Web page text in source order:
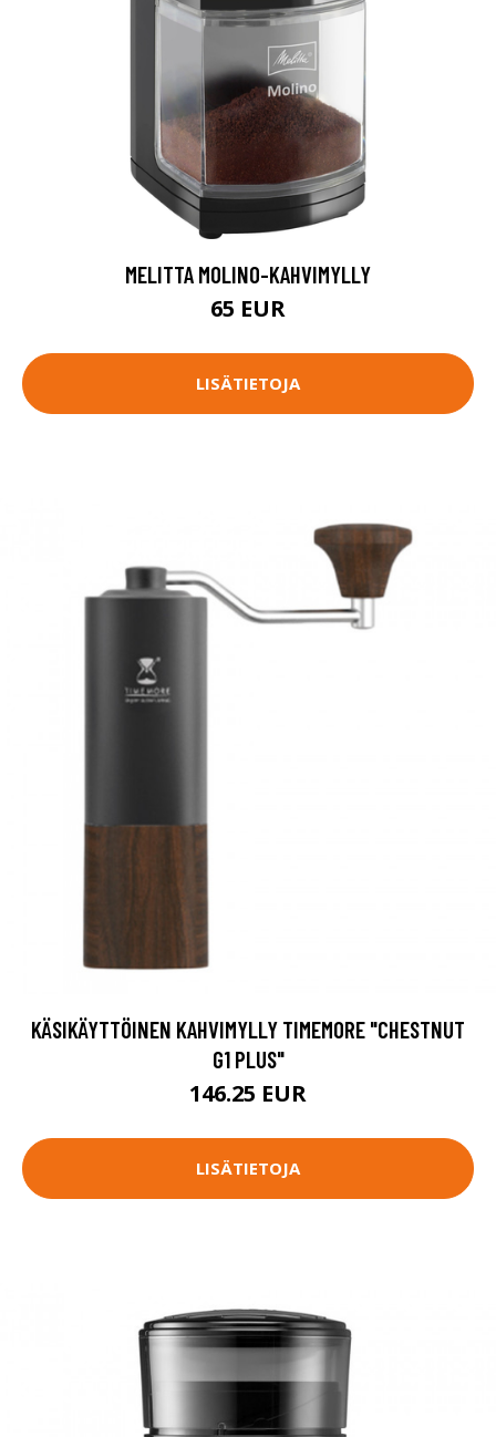
MELITTA MOLINO-KAHVIMYLLY
65 EUR
LISÄTIETOJA
KÄSIKÄYTTÖINEN KAHVIMYLLY TIMEMORE "CHESTNUT
G1 PLUS"
146.25 EUR
LISÄTIETOJA